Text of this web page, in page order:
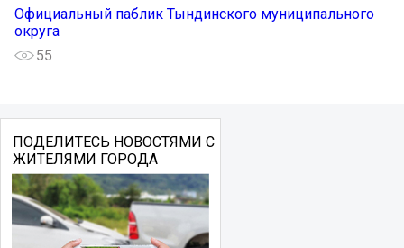
Официальный паблик Тындинского муниципального
округа
55
ПОДЕЛИТЕСЬ НОВОСТЯМИ С
ЖИТЕЛЯМИ ГОРОДА